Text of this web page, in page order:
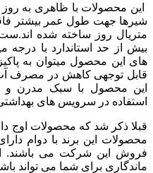
این محصولات با ظاهری به
شیرها جهت طول عمر بیشتر
متریال روز ساخته شده اند.ست
بیش از حد استاندارد با درجه
های این محصول میتوان به
قابل توجهی کاهش در مصرف
این محصول با سبک مدرن و
استفاده در سرویس های
قبلا ذکر شد که محصولات اوج
محصولات این برند با دوام
فروش این شرکت می باشند.
ماندگاری برای شما می تواند